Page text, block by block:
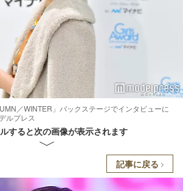
／WINTER」バックステージでインタビューに
ルプレス
すると次の画像が表示されます
記事に戻る